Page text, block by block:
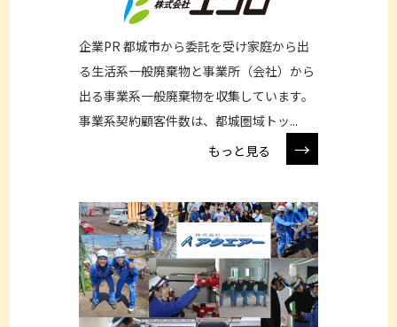
企業PR 都城市から委託を受け家庭から出
る⽣活系一般廃棄物と事業所（会社）から
出る事業系一般廃棄物を収集しています。
事業系契約顧客件数は、都城圏域トッ...
もっと見る
→